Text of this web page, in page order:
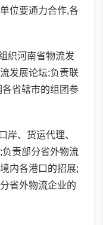
位要通力合作,各
河南省物流发
发展论坛;负责联
省辖市的组团参
、货运代理、
责部分省外物流
内各港口的招展;
省外物流企业的